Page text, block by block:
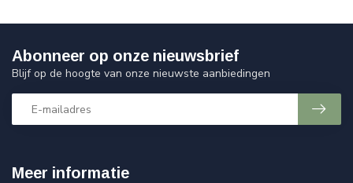
Meer informatie
Abonneer op onze nieuwsbrief
Blijf op de hoogte van onze nieuwste aanbiedingen